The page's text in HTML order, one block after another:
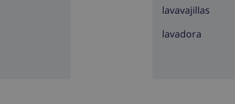
lavavajillas
lavadora